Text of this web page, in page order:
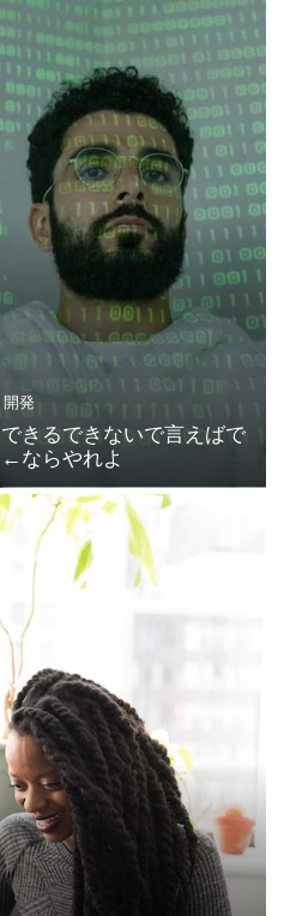
開発
きるできないで言えばで
ならやれよ